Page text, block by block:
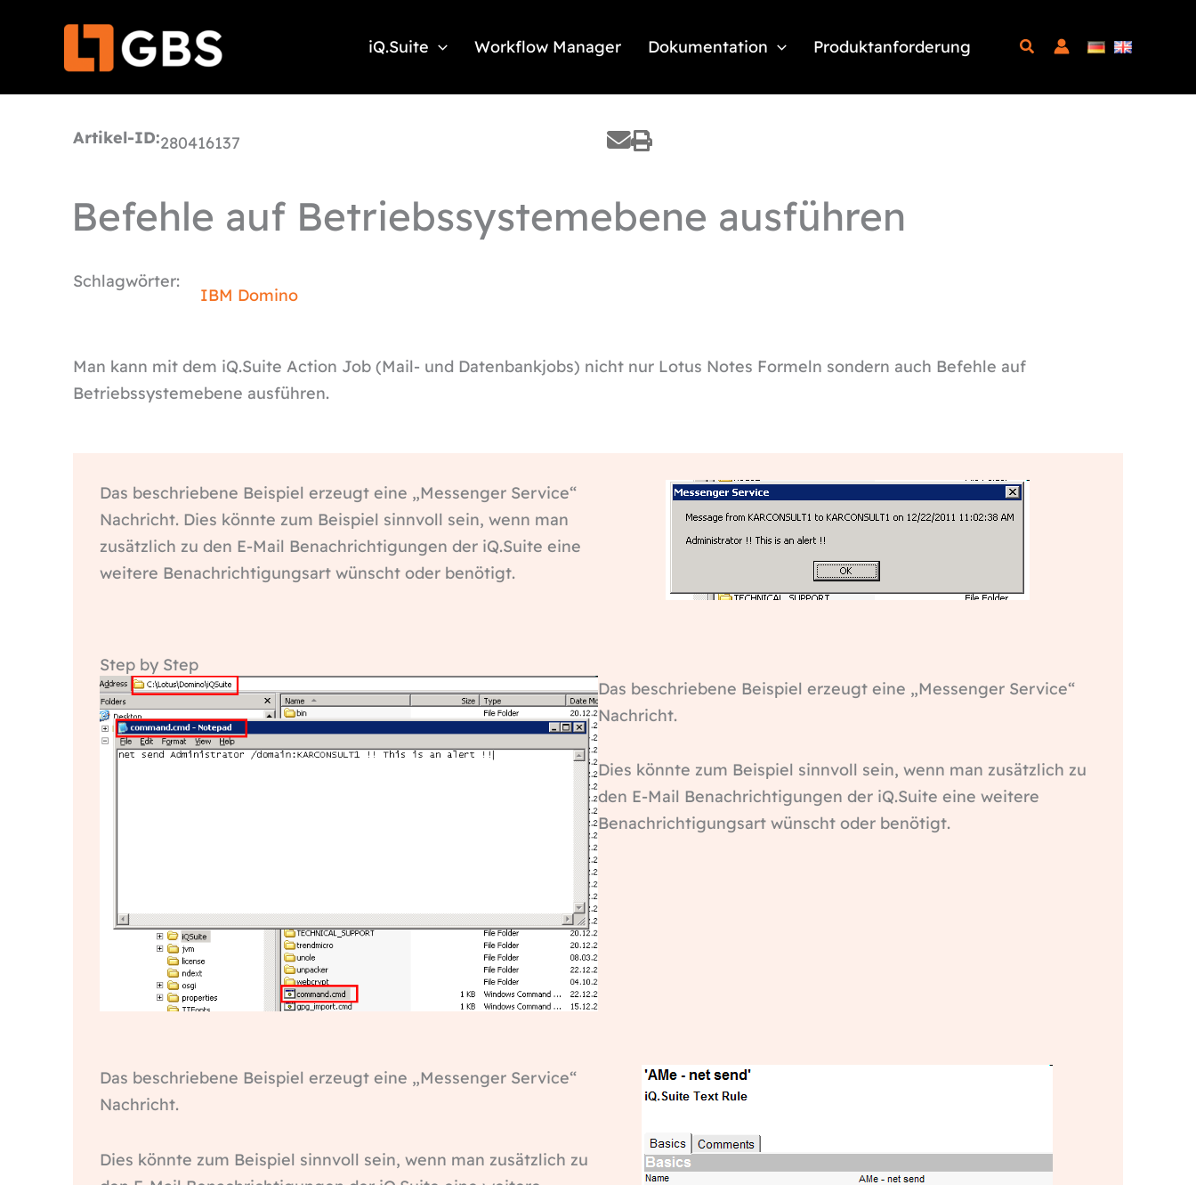
springen
iQ.Suite Workflow Manager Dokumentation Produktanforderung
Artikel-ID:280416137
Befehle auf Betriebssystemebene ausführen
Schlagwörter:
IBM Domino
Man kann mit dem iQ.Suite Action Job (Mail- und Datenbankjobs) nicht nur Lotus Notes Formeln sondern auch Befehle auf
Betriebssystemebene ausführen.
Das beschriebene Beispiel erzeugt eine „Messenger Service“
Nachricht. Dies könnte zum Beispiel sinnvoll sein, wenn man
zusätzlich zu den E-Mail Benachrichtigungen der iQ.Suite eine
weitere Benachrichtigungsart wünscht oder benötigt.
Step by Step
Das beschriebene Beispiel erzeugt eine „Messenger Service“
Nachricht.
Dies könnte zum Beispiel sinnvoll sein, wenn man zusätzlich zu
den E-Mail Benachrichtigungen der iQ.Suite eine weitere
Benachrichtigungsart wünscht oder benötigt.
Das beschriebene Beispiel erzeugt eine „Messenger Service“
Nachricht.
Dies könnte zum Beispiel sinnvoll sein, wenn man zusätzlich zu